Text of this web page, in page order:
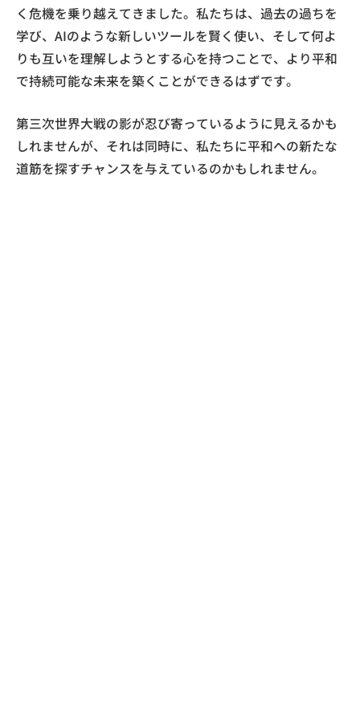
く危機を乗り越えてきました。私たちは、過去の過ちを
学び、AIのような新しいツールを賢く使い、そして何よ
りも互いを理解しようとする心を持つことで、より平和
で持続可能な未来を築くことができるはずです。
第三次世界大戦の影が忍び寄っているように見えるかも
しれませんが、それは同時に、私たちに平和への新たな
道筋を探すチャンスを与えているのかもしれません。